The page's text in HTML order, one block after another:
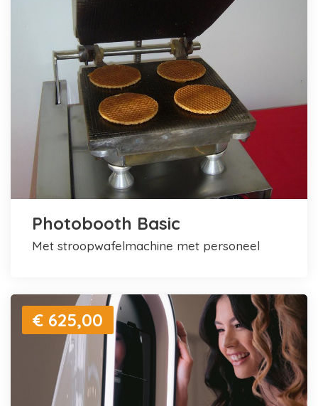
Photobooth Basic
met stroopwafelmachine met personeel
€ 625,00